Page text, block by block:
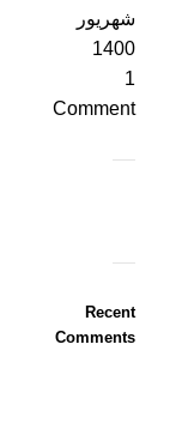
شهریور
1400
1
Comment
HP
Recent
Comments